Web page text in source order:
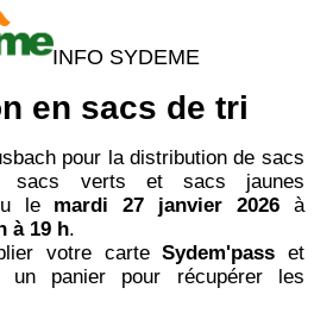
INFO SYDEME
en sacs de tri
pour la distribution de sacs
verts et sacs jaunes
le mardi 27 janvier 2026à
à 19 h.
votre carteSydem'pass et
panier pour récupérer les